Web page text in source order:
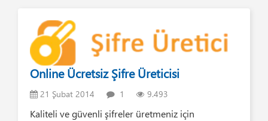
Online Ücretsiz Şifre Üreticisi
21 Şubat 2014 1 9.493
Kaliteli ve güvenli şifreler üretmeniz için